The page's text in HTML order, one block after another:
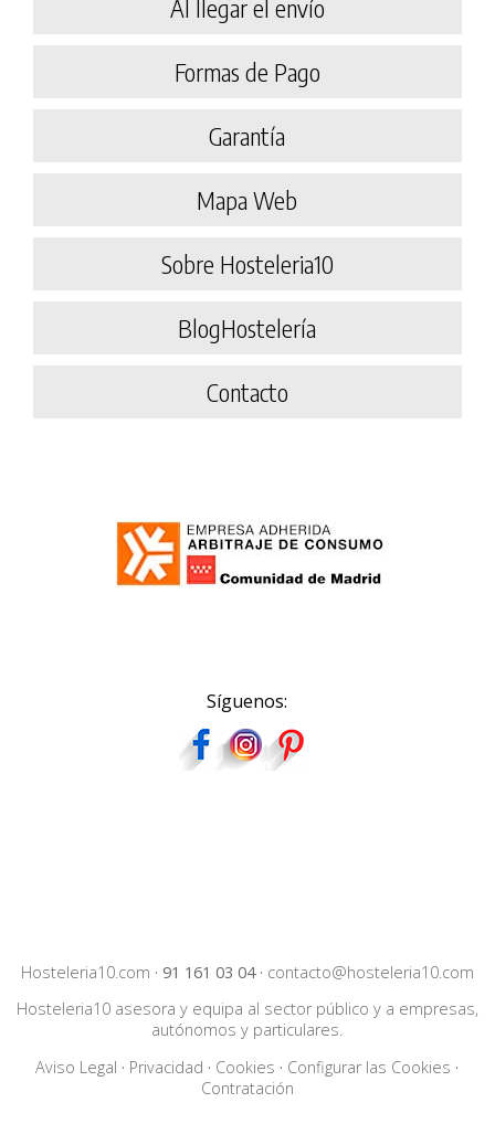
Al llegar el envío
Formas de Pago
Garantía
Mapa Web
Sobre Hosteleria10
BlogHostelería
Contacto
Síguenos:
Hosteleria10.com · 91 161 03 04· contacto@hosteleria10.com
Hosteleria10 asesora y equipa al sector público y a empresas,
autónomos y particulares.
Aviso Legal · Privacidad · Cookies · Configurar las Cookies ·
Contratación